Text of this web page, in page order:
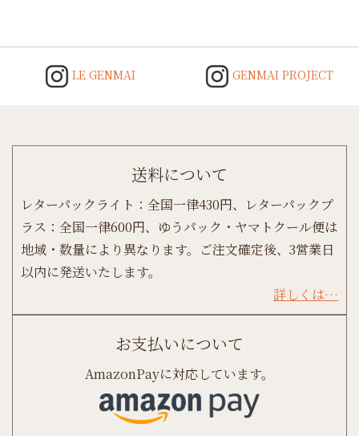
LE GENMAI GENMAI PROJECT
送料について
レターパックライト：全国一律430円、レターパックプ
ラス：全国一律600円、ゆうパック・ヤマトクール便は
地域・数量により異なります。ご注文確定後、3営業日
以内に発送いたします。
詳しくは…
お支払いについて
AmazonPayに対応しています。